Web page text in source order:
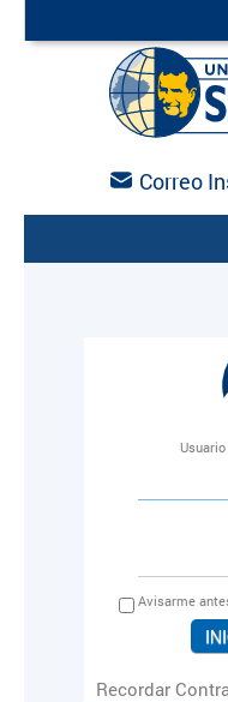
INICIO MAPA DEL
Correo
Avisarme
Recordar